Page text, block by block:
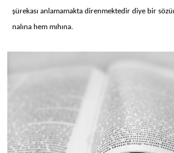
şürekası anlamamakta direnmektedir diye bir
nalına hem mıhına.